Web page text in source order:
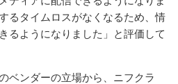
るタイムロスがなくなるため、情
るようになりました」と評価して
ベンダーの立場から、ニフクラ